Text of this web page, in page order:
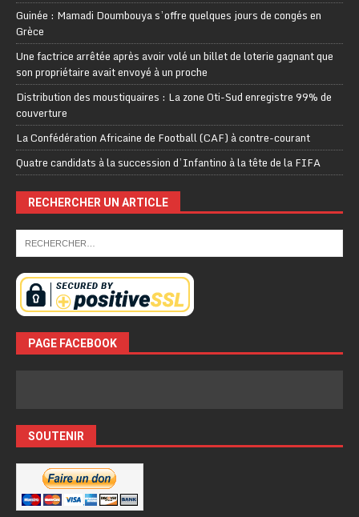
Guinée : Mamadi Doumbouya s’offre quelques jours de congés en
Grèce
Une factrice arrêtée après avoir volé un billet de loterie gagnant que
son propriétaire avait envoyé à un proche
Distribution des moustiquaires : La zone Oti-Sud enregistre 99% de
couverture
La Confédération Africaine de Football (CAF) à contre-courant
Quatre candidats à la succession d’Infantino à la tête de la FIFA
RECHERCHER UN ARTICLE
PAGE FACEBOOK
SOUTENIR